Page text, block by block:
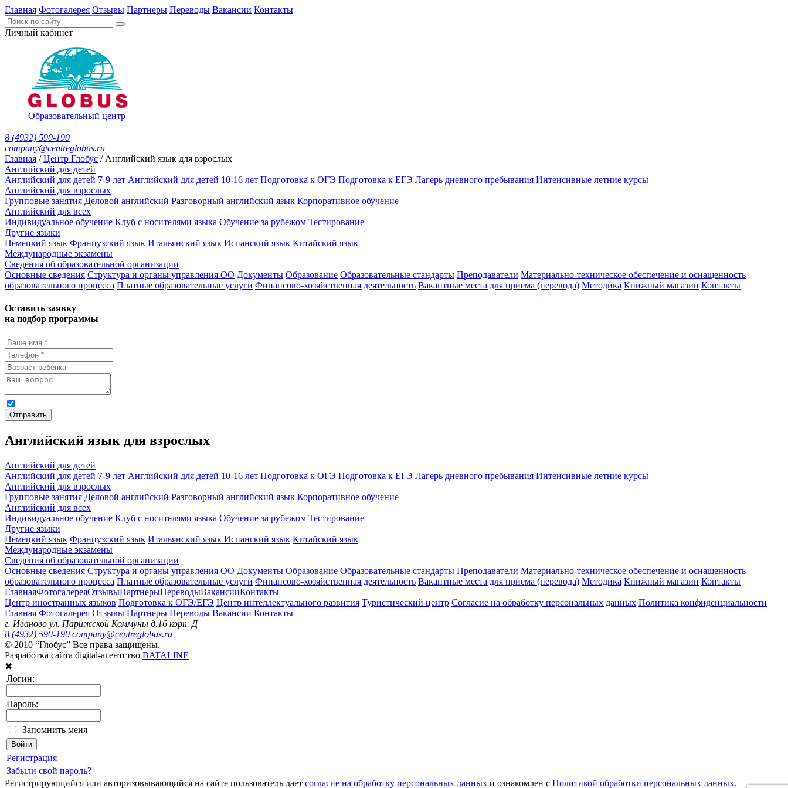
Главная Фотогалерея Отзывы Партнеры Переводы Вакансии Контакты
Личный кабинет
Образовательный центр
8 (4932) 590-190
company@centreglobus.ru
Главная /Центр Глобус / Английский язык для взрослых
Английский для детей
Английский для детей 7-9 лет Английский для детей 10-16 лет Подготовка к ОГЭ Подготовка к ЕГЭ Лагерь дневного пребывания Интенсивные летние курсы
Английский для взрослых
Групповые занятия Деловой английский Разговорный английский язык Корпоративное обучение
Английский для всех
Индивидуальное обучение Клуб с носителями языка Обучение за рубежом Тестирование
Другие языки
Немецкий язык Французский язык Итальянский язык Испанский язык Китайский язык
Международные экзамены
Сведения об образовательной организации
Основные сведения Структура и органы управления ОО Документы Образование Образовательные стандарты Преподаватели Материально-техническое обеспечение и оснащенность
образовательного процесса Платные образовательные услуги Финансово-хозяйственная деятельность Вакантные места для приема (перевода) Методика Книжный магазин Контакты
Оставить заявку
на подбор программы
Отправить
Английский язык для взрослых
Английский для детей
Английский для детей 7-9 лет Английский для детей 10-16 лет Подготовка к ОГЭ Подготовка к ЕГЭ Лагерь дневного пребывания Интенсивные летние курсы
Английский для взрослых
Групповые занятия Деловой английский Разговорный английский язык Корпоративное обучение
Английский для всех
Индивидуальное обучение Клуб с носителями языка Обучение за рубежом Тестирование
Другие языки
Немецкий язык Французский язык Итальянский язык Испанский язык Китайский язык
Международные экзамены
Сведения об образовательной организации
Основные сведения Структура и органы управления ОО Документы Образование Образовательные стандарты Преподаватели Материально-техническое обеспечение и оснащенность
образовательного процесса Платные образовательные услуги Финансово-хозяйственная деятельность Вакантные места для приема (перевода) Методика Книжный магазин Контакты
ГлавнаяФотогалереяОтзывыПартнерыПереводыВакансииКонтакты
Центр иностранных языков Подготовка к ОГЭ/ЕГЭ Центр интеллектуального развития Туристический центр Согласие на обработку персональных данных Политика конфиденциальности
Главная Фотогалерея Отзывы Партнеры Переводы Вакансии Контакты
г. Иваново ул. Парижской Коммуны д.16 корп. Д
8 (4932) 590-190 company@centreglobus.ru
© 2010 “Глобус” Все права защищены.
Разработка сайта digital-агентство BATALINE
✖
Логин:
Пароль:
Запомнить меня
Регистрация
Забыли свой пароль?
Регистрирующийся или авторизовывающийся на сайте пользователь дает согласие на обработку персональных данных и ознакомлен с Политикой обработки персональных данных.